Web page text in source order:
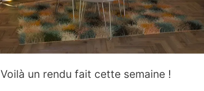
Voilà un rendu fait cette semaine !